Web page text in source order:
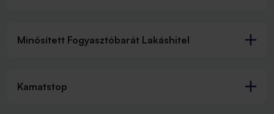
Minősített Fogyasztóbarát Lakáshitel
Kamatstop